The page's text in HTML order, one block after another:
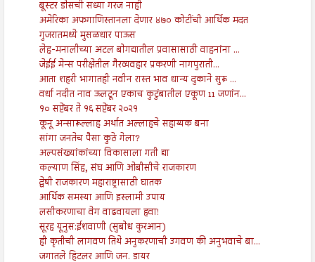
बूस्टर डोसची सध्या गरज नाही
अमेरिका अफगाणिस्तानला देणार ४७० कोटींची आर्थिक मदत
गुजरातमध्ये मुसळधार पाऊस
लेह-मनालीच्या अटल बोगद्यातील प्रवासासाठी वाहनांना ...
जेईई मेन्स परीक्षेतील गैरव्यवहार प्रकरणी नागपुराती...
आता शहरी भागातही नवीन रास्त भाव धान्य दुकाने सुरू ...
वर्धा नदीत नाव ऊलटून एकाच कुटुंबातील एकूण 11 जणांन...
१० सप्टेंबर ते १६ सप्टेंबर २०२१
कूनू अन्सारूल्लाह अर्थात अल्लाहचे सहाय्यक बना
सांगा जनतेच पैसा कुठे गेला?
अल्पसंख्यांकांच्या विकासाला गती द्या
कल्याण सिंह, संघ आणि ओबीसीचे राजकारण
द्वेषी राजकारण महाराष्ट्रासाठी घातक
आर्थिक समस्या आणि इस्लामी उपाय
लसीकरणाचा वेग वाढवायला हवा!
सूरह यूनुस:ईशवाणी (सुबोध कुरआन)
ही कृतीची लागवण तिथे अनुकरणाची उगवण की अनुभवाचे बा...
जगातले हिटलर आणि जन. डायर